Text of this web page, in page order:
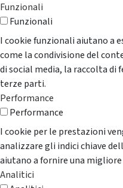
Funzionali
Funzionali
I cookie funzionali aiutano a
come la condivisione del
di social media, la raccolta di
terze parti.
Performance
Performance
I cookie per le prestazioni
analizzare gli indici chiave
aiutano a fornire una
Analitici